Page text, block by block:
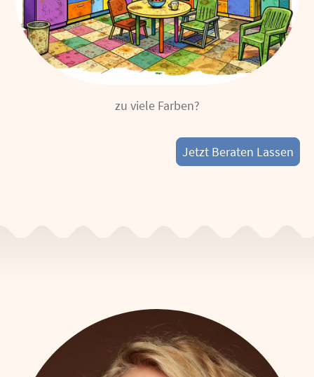
zu viele Farben?
Jetzt Beraten Lassen